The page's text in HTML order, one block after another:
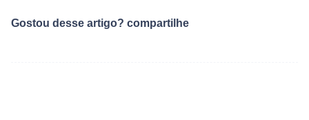
Gostou desse artigo? compartilhe